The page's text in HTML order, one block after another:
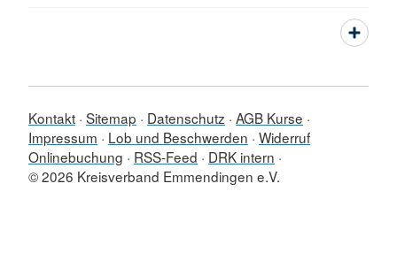
Kontakt Sitemap Datenschutz AGB Kurse
Impressum
Lob und Beschwerden Widerruf
Onlinebuchung
RSS-Feed
DRK intern
© 2026 Kreisverband Emmendingen e.V.